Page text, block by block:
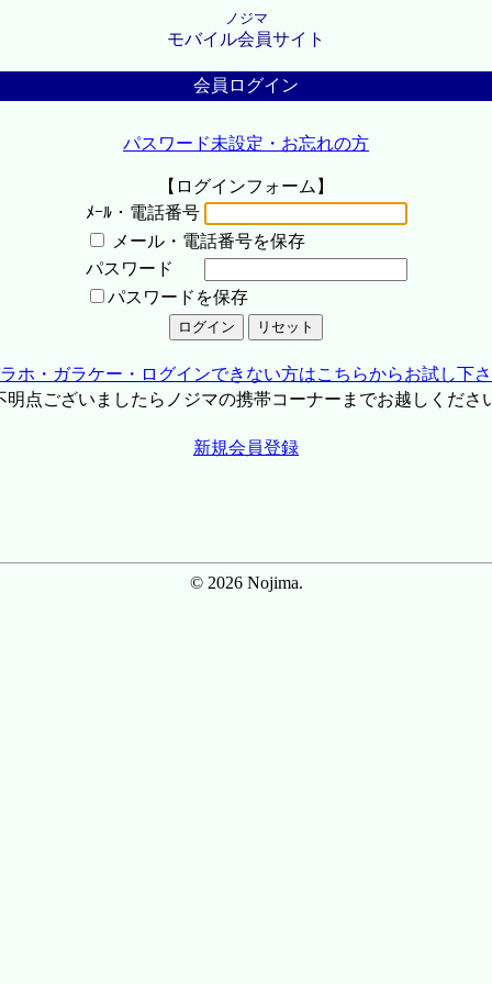
ノジマ
モバイル会員サイト
会員ログイン
パスワード未設定・お忘れの方
【ログインフォーム】
ﾒｰﾙ・電話番号
メール・電話番号を保存
パスワード
パスワードを保存
ホ・ガラケー・ログインできない方はこちらからお試し下
点ございましたらノジマの携帯コーナーまでお越しくださ
新規会員登録
© 2026 Nojima.